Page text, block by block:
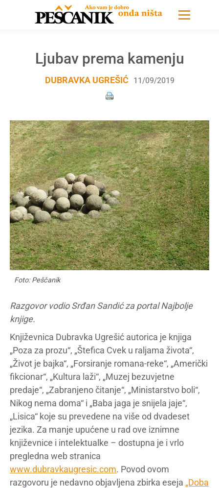
Ljubav prema kamenju
DUBRAVKA UGREŠIĆ 11/09/2019
Foto: Peščanik
Razgovor vodio Srđan Sandić za portal Najbolje
knjige.
Književnica Dubravka Ugrešić autorica je knjiga
„Poza za prozu“, „Štefica Cvek u raljama života“,
„Život je bajka“, „Forsiranje romana-reke“, „Američki
fikcionar“, „Kultura laži“, „Muzej bezuvjetne
predaje“, „Zabranjeno čitanje“, „Ministarstvo boli“,
Nikog nema doma“ i „Baba jaga je snijela jaje“,
„Lisica“ koje su prevedene na više od dvadeset
jezika. Za manje upućene u rad ove iznimne
književnice i intelektualke – dostupna je i vrlo
pregledna web stranica
www.dubravkaugresic.com. Povod ovom
razgovoru je nedavno objavljena zbirka eseja „Doba